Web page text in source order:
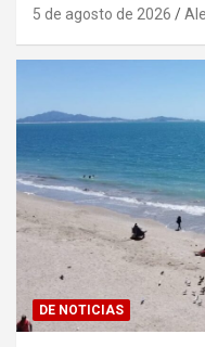
5 de agosto de 2026
DE NOTICIAS